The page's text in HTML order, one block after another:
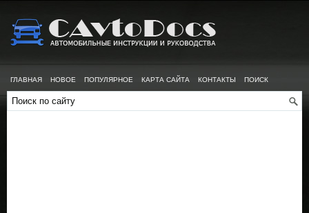
ГЛАВНАЯ НОВОЕ ПОПУЛЯРНОЕ КАРТА САЙТА КОНТАКТЫ ПОИСК